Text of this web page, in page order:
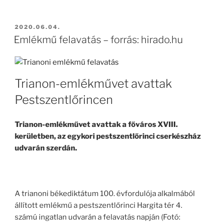
BEKÜLDVE:
2020.06.04.
Emlékmű felavatás – forrás: hirado.hu
Trianon-emlékművet avattak
Pestszentlőrincen
Trianon-emlékművet avattak a főváros XVIII.
kerületben, az egykori pestszentlőrinci cserkészház
udvarán szerdán.
A trianoni békediktátum 100. évfordulója alkalmából
állított emlékmű a pestszentlőrinci Hargita tér 4.
számú ingatlan udvarán a felavatás napján (Fotó: